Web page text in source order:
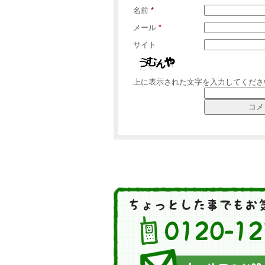
名前 *
メール *
サイト
上に表示された文字を入力してくだ